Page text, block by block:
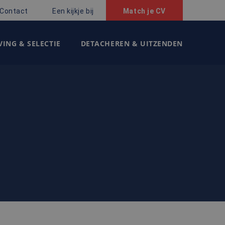
Contact Een kijkje bij Match je CV
& SELECTIE DETACHEREN & UITZENDEN